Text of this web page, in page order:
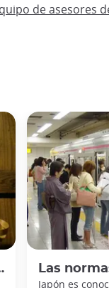
de asesores
Las normas que
Japón es